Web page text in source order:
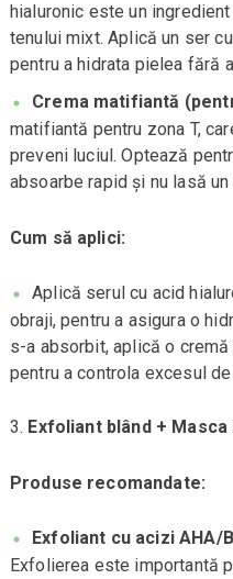
hialuronic este un
tenului mixt. Aplică un ser
pentru a hidrata pielea fără
Crema matifiantă
matifiantă pentru zona T,
preveni luciul. Optează
absoarbe rapid și nu lasă
Cum să aplici:
Aplică serul cu acid
obraji, pentru a asigura o
s-a absorbit, aplică o
pentru a controla excesul
Exfoliant blând +
Produse recomandate:
Exfoliant cu acizi AHA/
Exfolierea este importantă